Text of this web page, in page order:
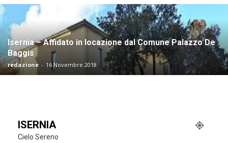
Isernia – Affidato in locazione dal Comune Palazzo De
Baggis
redazione - 16 Novembre 2018
ISERNIA
Cielo Sereno